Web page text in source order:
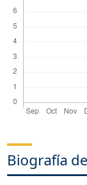
Biografía